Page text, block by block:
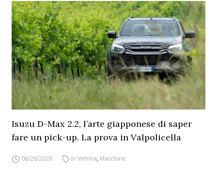
Isuzu D-Max 2.2, l’arte giapponese di saper
fare un pick-up. La prova in Valpolicella
06/26/2026 In Vetrina, Macchine